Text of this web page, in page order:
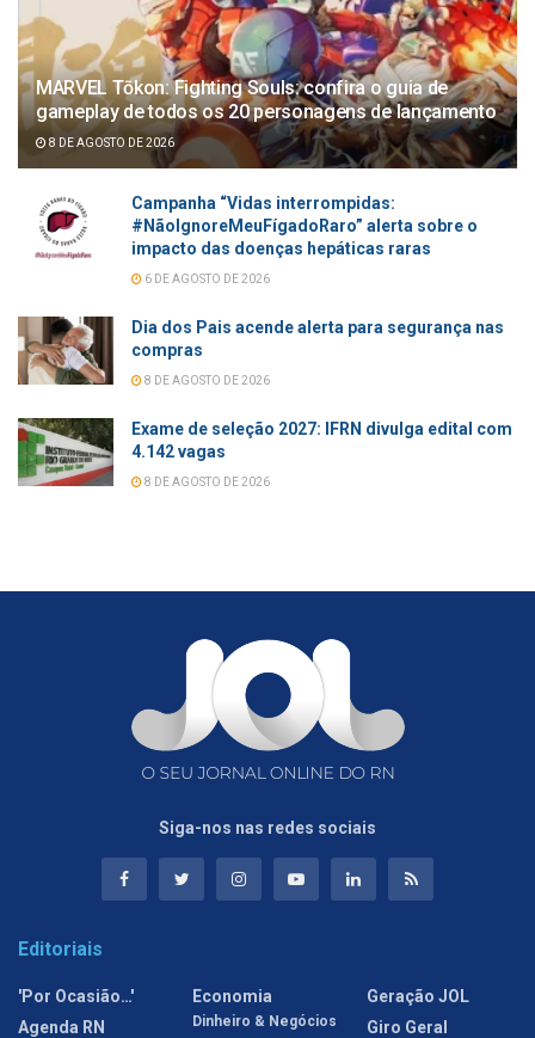
MARVEL Tōkon: Fighting Souls: confira o guia de
gameplay de todos os 20 personagens de lançamento
8 DE AGOSTO DE 2026
Campanha “Vidas interrompidas:
#NãoIgnoreMeuFígadoRaro” alerta sobre o
impacto das doenças hepáticas raras
6 DE AGOSTO DE 2026
Dia dos Pais acende alerta para segurança nas
compras
8 DE AGOSTO DE 2026
Exame de seleção 2027: IFRN divulga edital com
4.142 vagas
8 DE AGOSTO DE 2026
Siga-nos nas redes sociais
Editoriais
'Por Ocasião…'
Agenda RN
Economia
Dinheiro & Negócios
Geração JOL
Giro Geral